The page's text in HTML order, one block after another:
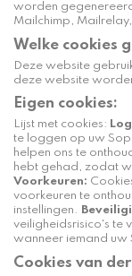
worden
Mailchimp,
Welke cookies
Deze website
deze website
Eigen cookies:
Lijst met cookies:
te loggen op uw
helpen ons te
hebt gehad, zodat
Voorkeuren:
voorkeuren te
instellingen.
veiligheidsrisico's te
wanneer iemand
Cookies van